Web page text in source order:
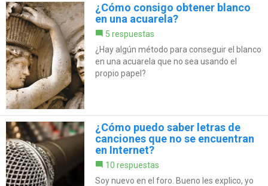
¿Cómo consigo obtener blanco
en una acuarela?
5 respuestas
¿Hay algún método para conseguir el blanco
en una acuarela que no sea usando el
propio papel?
¿Cómo puedo saber letras de
canciones que no se encuentran
en Internet?
10 respuestas
Soy nuevo en el foro. Bueno les explico, yo